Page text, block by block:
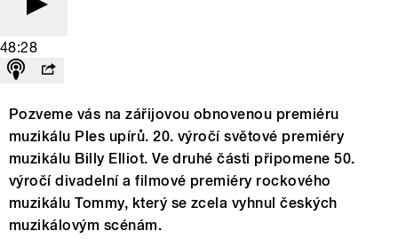
48:28
Pozveme vás na zářijovou obnovenou premiéru
muzikálu Ples upírů. 20. výročí světové premiéry
muzikálu Billy Elliot. Ve druhé části připomene 50.
výročí divadelní a filmové premiéry rockového
muzikálu Tommy, který se zcela vyhnul českých
muzikálovým scénám.